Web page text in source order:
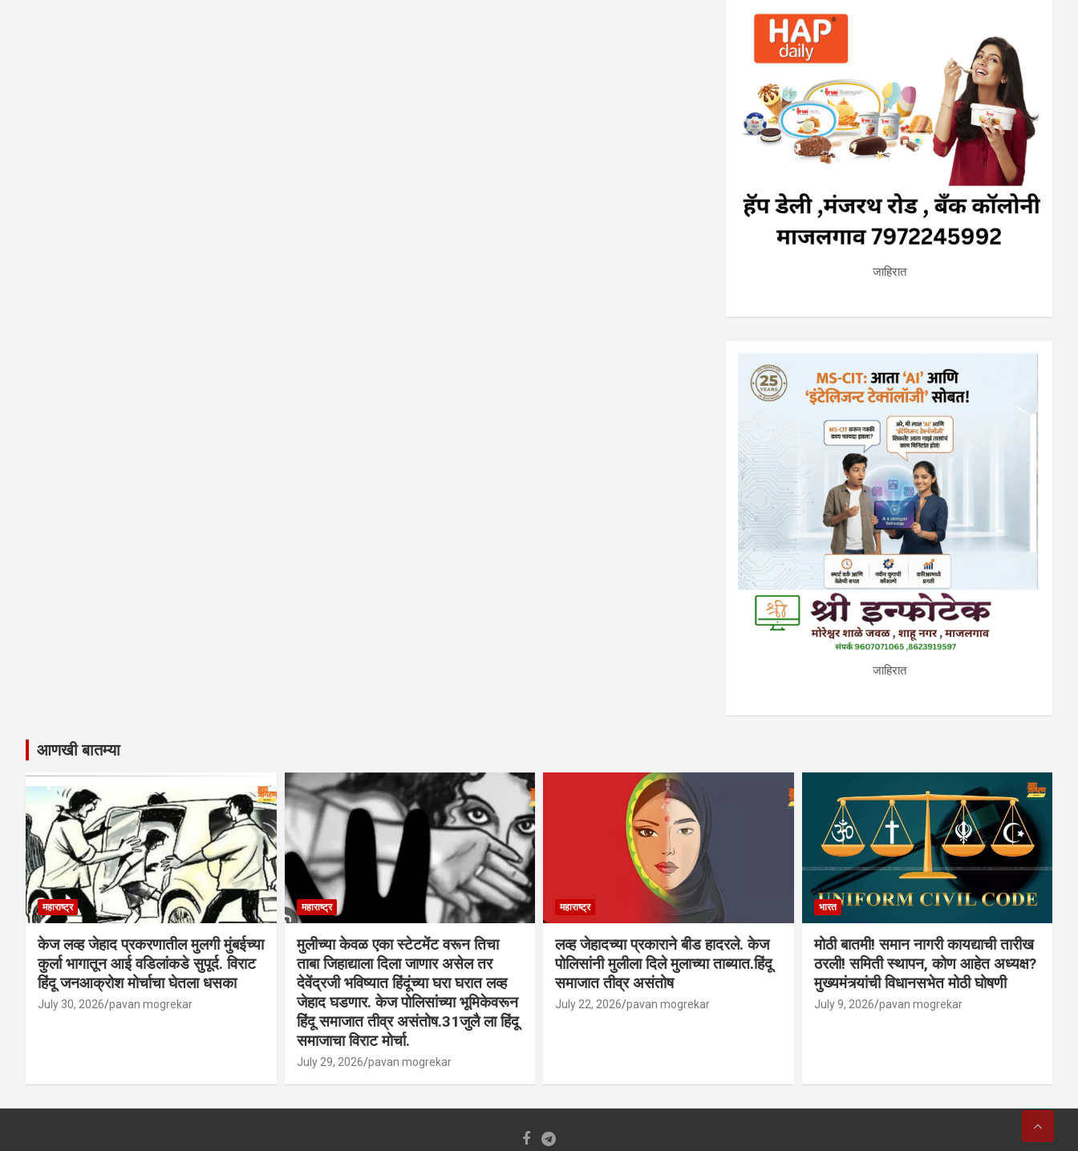
जाहिरात
जाहिरात
आणखी बातम्या
महाराष्ट्र
केज लव्ह जेहाद प्रकरणातील मुलगी मुंबईच्या
कुर्ला भागातून आई वडिलांकडे सुपूर्द. विराट
हिंदू जनआक्रोश मोर्चाचा घेतला धसका
July 30, 2026 pavan mogrekar
महाराष्ट्र
मुलीच्या केवळ एका स्टेटमेंट वरून तिचा
ताबा जिहाद्याला दिला जाणार असेल तर
देवेंद्रजी भविष्यात हिंदूंच्या घरा घरात लव्ह
जेहाद घडणार. केज पोलिसांच्या भूमिकेवरून
हिंदू समाजात तीव्र असंतोष.31जुलै ला हिंदू
समाजाचा विराट मोर्चा.
July 29, 2026 pavan mogrekar
महाराष्ट्र
लव्ह जेहादच्या प्रकाराने बीड हादरले. केज
पोलिसांनी मुलीला दिले मुलाच्या ताब्यात.हिंदू
समाजात तीव्र असंतोष
July 22, 2026 pavan mogrekar
भारत
मोठी बातमी! समान नागरी कायद्याची तारीख
ठरली! समिती स्थापन, कोण आहेत अध्यक्ष?
मुख्यमंत्र्यांची विधानसभेत मोठी घोषणी
July 9, 2026 pavan mogrekar